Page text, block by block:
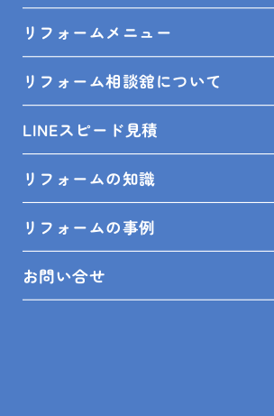
リフォームメニュー
リフォーム相談舘について
LINEスピード見積
リフォームの知識
リフォームの事例
お問い合せ
前の記事 一覧
トップ ブログ
スタッフ日記
SITEMAP